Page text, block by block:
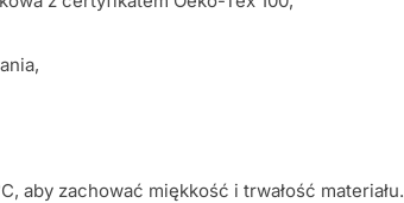
aby zachować miękkość i trwałość materiału.